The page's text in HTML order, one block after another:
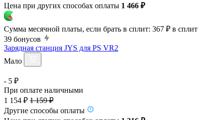
Цена при других способах оплаты 1 466 ₽
Сумма месячной платы, если брать в сплит: 367 ₽ в сплит
39 бонусов
Зарядная станция JYS для PS VR2
Мало
- 5 ₽
При оплате наличными
1 154 ₽ 1 159 ₽
Другие способы оплаты